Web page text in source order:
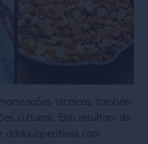
técnicas, também
culturais. Elas resultam de
drinks/aperitivos com